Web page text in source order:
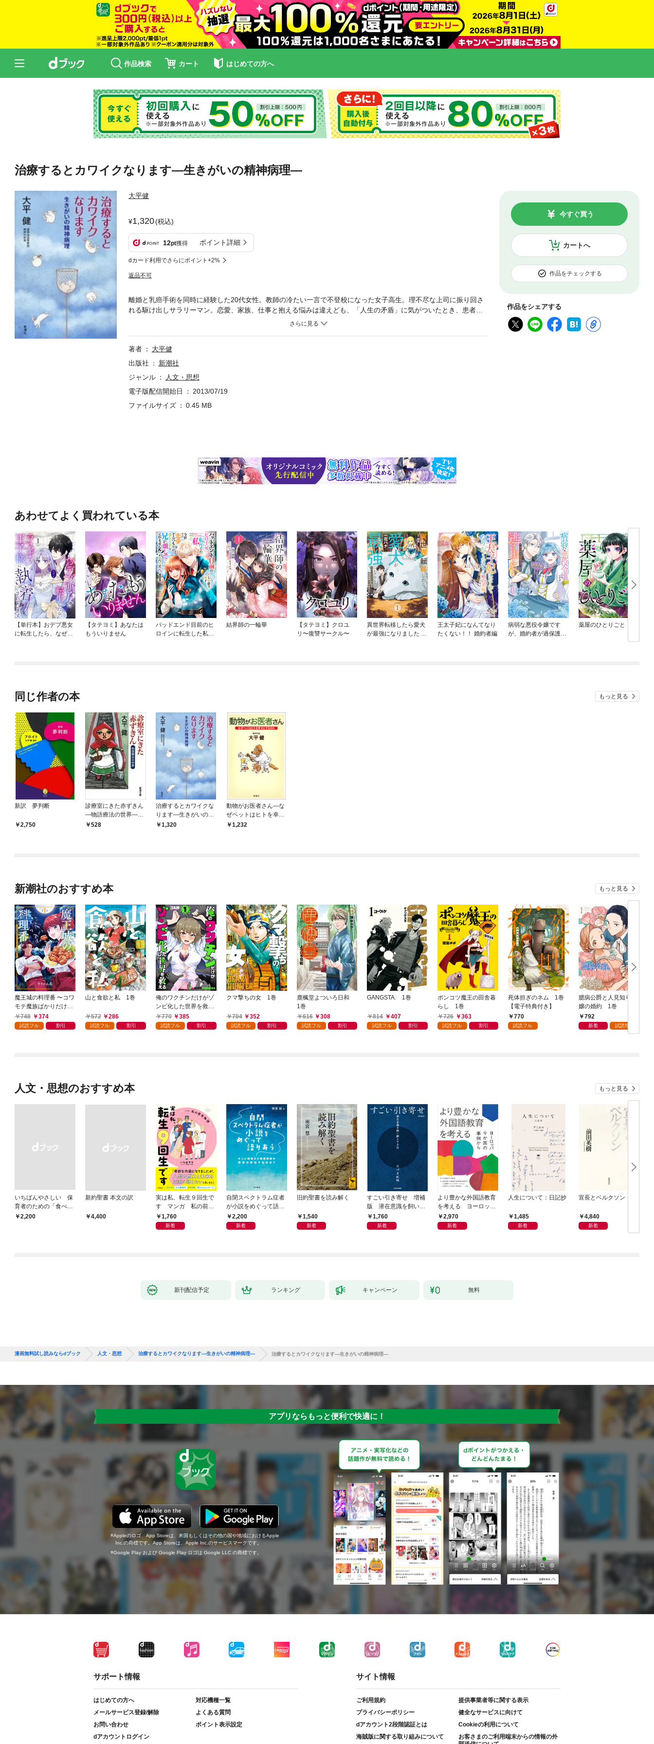
作品検索 カート はじめての方へ
治療するとカワイクなります—生きがいの精神病理—
大平健
1,320(税込)
12pt獲得 ポイント詳細
dカード利用でさらにポイント+2%
返品不可
カートへ
今すぐ買う
作品をチェックする
作品をシェアする
離婚と乳癌手術を同時に経験した20代女性。教師の冷たい一言で不登校になった女子高生。理不尽な上司に振り回さ
れる駆け出しサラリーマン。恋愛、家族、仕事と抱える悩みは違えども、「人生の矛盾」に気がついたとき、患者は
皆一様にカワイクなった——老若男女11人の症例から読み解く、現代人の心の深層とは。
著者
大平健
出版社
新潮社
ジャンル
人文・思想
電子版配信開始日
2013/07/19
ファイルサイズ
0.45 MB
あわせてよく買われている本
【単行本】おデブ悪女
に転生したら、なぜか
【タテヨミ】あなたは
もういりません
バッドエンド目前のヒ
ロインに転生した私、
結界師の一輪華
【タテヨミ】クロユ
リ〜復讐サークル〜
異世界転移したら愛犬
が最強になりました ～
王太子妃になんてなり
たくない！！ 婚約者編
病弱な悪役令嬢です
が、婚約者が過保護す
薬屋のひとりごと
同じ作者の本 もっと見る
新訳 夢判断
2,750
診療室にきた赤ずきん
—物語療法の世界—
（新潮文庫）
528
治療するとカワイクな
ります—生きがいの精
神病理—
1,320
動物がお医者さん—な
ぜペットはヒトを幸せ
にするのか—
1,232
新潮社のおすすめ本 もっと見る
魔王城の料理番 〜コワ
モテ魔族ばかりだけ
ど、ホワイトな職場で
す〜 1巻
748 374
試読フル 割引
山と食欲と私 1巻
572 286
試読フル 割引
俺のワクチンだけがゾ
ンビ化した世界を救え
る 1巻
770 385
試読フル 割引
クマ撃ちの女 1巻
704 352
試読フル 割引
鹿楓堂よついろ日和
1巻
616
308
試読フル 割引
GANGSTA. 1巻
814 407
試読フル 割引
ポンコツ魔王の田舎暮
らし 1巻
726
363
試読フル 割引
死体担ぎのネム 1巻
【電子特典付き】
770
試読フル
臆病公爵と人見知り令
嬢の婚約 1巻
792
新着 試読増量
人文・思想のおすすめ本 もっと見る
いちばんやさしい 保
育者のための「食べな
い子」サポートＢＯＯ
￥2,200
新約聖書 本文の訳
￥4,400
実は私、転生９回生で
す マンガ 私の前世
物語1,760
新着
自閉スペクトラム症者
が小説をめぐって語り
あう2,200
新着
旧約聖書を読み解く
1,540
新着
すごい引き寄せ 増補
版 潜在意識を飼い馴
らす方法
1,760
新着
より豊かな外国語教育
を考える ヨーロッパ
9か国の事例から
2,970
新着
人生について：日記抄
1,485
新着
宣長とベルクソン
4,840
新着
新刊配信予定 ランキング キャンペーン 無料
漫画無料試し読みならdブック 人文・思想 治療するとカワイクなります—生きがいの精神病理— 治療するとカワイクなります—生きがいの精神病理—
アプリならもっと便利で快適に！
Appleのロゴ、App Storeは、米国もしくはその他の国や地域におけるApple
Inc.の商標です。App Storeは、Apple Inc.のサービスマークです。
Google Play および Google Play ロゴは Google LLC の商標です。
サポート情報
はじめての方へ
対応機種一覧
メールサービス登録/解除
よくある質問
お問い合わせ
ポイント表示設定
dアカウントログイン
サイト情報
ご利用規約
提供事業者等に関する表示
プライバシーポリシー
健全なサービスに向けて
dアカウント2段階認証とは
Cookieの利用について
海賊版に関する取り組みについて
お客さまのご利用端末からの情報の外